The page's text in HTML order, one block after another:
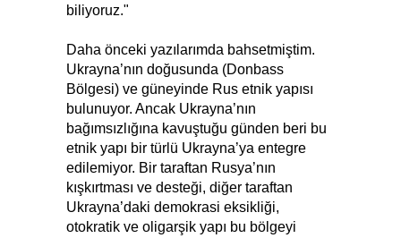
biliyoruz."
Daha önceki yazılarımda bahsetmiştim.
Ukrayna’nın doğusunda (Donbass
Bölgesi) ve güneyinde Rus etnik yapısı
bulunuyor. Ancak Ukrayna’nın
bağımsızlığına kavuştuğu günden beri bu
etnik yapı bir türlü Ukrayna’ya entegre
edilemiyor. Bir taraftan Rusya’nın
kışkırtması ve desteği, diğer taraftan
Ukrayna’daki demokrasi eksikliği,
otokratik ve oligarşik yapı bu bölgeyi